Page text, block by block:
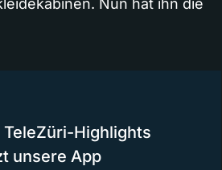
Nun hat ihn die
Highlights
unsere App